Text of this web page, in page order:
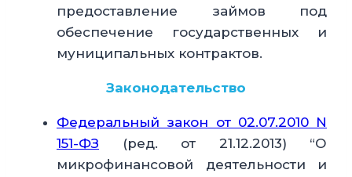
предоставление займов под
обеспечение государственных и
муниципальных контрактов.
Законодательство
Федеральный закон от 02.07.2010 N
151-ФЗ (ред. от 21.12.2013) “О
микрофинансовой деятельности и